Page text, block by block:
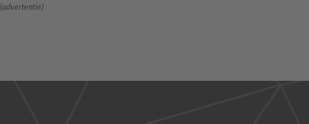
(advertentie)